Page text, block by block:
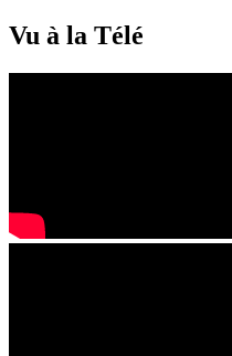
Vu à la Télé